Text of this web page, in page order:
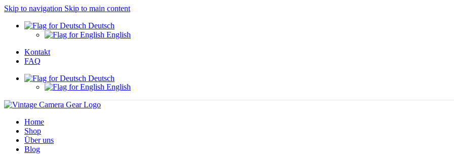
Skip to navigation Skip to main content
Deutsch
English
Kontakt
FAQ
Deutsch
English
Home
Shop
Über uns
Blog